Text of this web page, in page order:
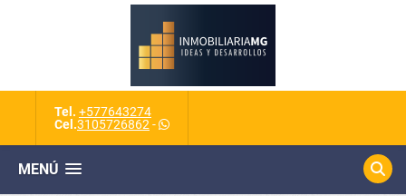
Tel. +577643274
Cel.3105726862 -
MENÚ